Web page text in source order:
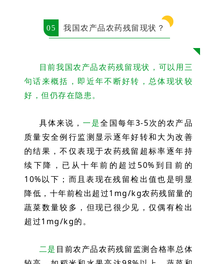
05 我国农产品农药残留现状？
目前我国农产品农药残留现状，可以用三
句话来概括，即近年不断好转，总体现状较
好，但仍存在隐患。
具体来说，一是全国每年3-5次的农产品
质量安全例行监测显示逐年好转和大为改善
的结果，不仅表现于农药残留超标率逐年持
续下降，已从十年前的超过50%到目前的
10%以下；而且表现在残留检出值也是明显
降低，十年前检出超过1mg/kg农药残留量的
蔬菜数量较多，但现已很少见，仅偶有检出
超过1mg/kg的。
二是 目前农产品农药残留监测合格率总体